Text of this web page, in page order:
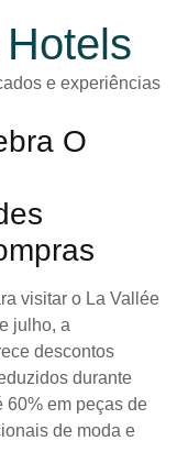
e experiências
O
visitar o La Vallée
julho, a
descontos
durante
60% em peças de
de moda e